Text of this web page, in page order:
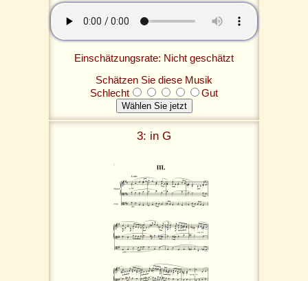
Einschätzungsrate: Nicht geschätzt
Schätzen Sie diese Musik
Schlecht
Gut
3: in G